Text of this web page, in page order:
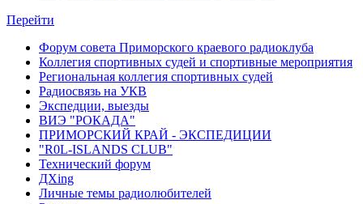
Перейти
Форум совета Приморского краевого радиоклуба
Коллегия спортивных судей и спортивные мероприятия
Региональная коллегия спортивных судей
Радиосвязь на УКВ
Экспедции, выезды
ВИЭ "РОКАДА"
ПРИМОРСКИЙ КРАЙ - ЭКСПЕДИЦИИ
"R0L-ISLANDS CLUB"
Технический форум
ДХing
Личные темы радиолюбителей